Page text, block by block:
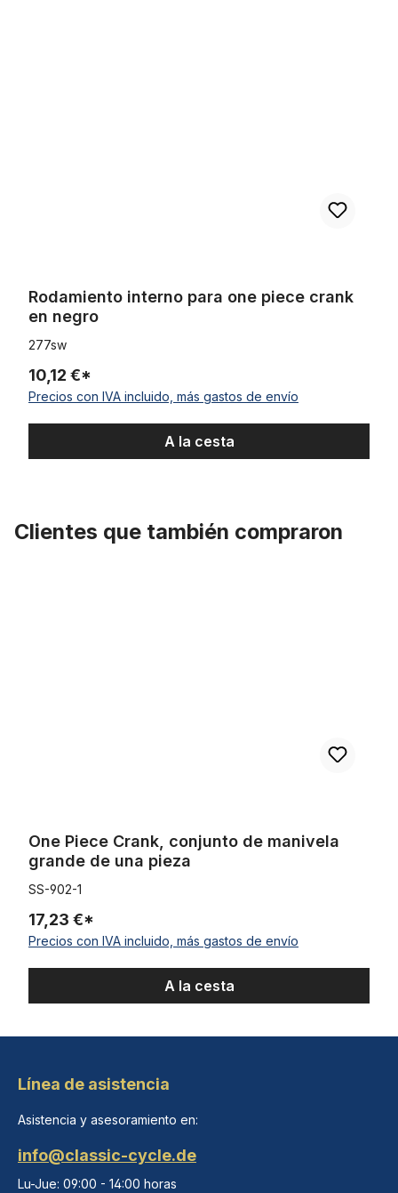
Rodamiento interno para one piece crank
en negro
277sw
10,12 €*
Precios con IVA incluido, más gastos de envío
A la cesta
Clientes que también compraron
One Piece Crank, conjunto de manivela
grande de una pieza
SS-902-1
17,23 €*
Precios con IVA incluido, más gastos de envío
A la cesta
Línea de asistencia
Asistencia y asesoramiento en:
info@classic-cycle.de
Lu-Jue: 09:00 - 14:00 horas